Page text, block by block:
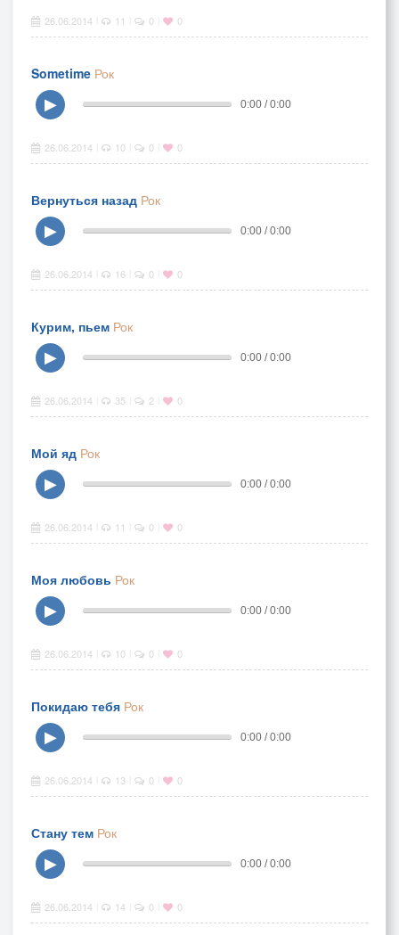
26.06.2014 11 0 0
Sometime Рок
▶
0:00 / 0:00
26.06.2014 10 0 0
Вернуться назад Рок
▶
0:00 / 0:00
26.06.2014 16 0 0
Курим, пьем Рок
▶
0:00 / 0:00
26.06.2014 35 2 0
Мой яд Рок
▶
0:00 / 0:00
26.06.2014 11 0 0
Моя любовь Рок
▶
0:00 / 0:00
26.06.2014 10 0 0
Покидаю тебя Рок
▶
0:00 / 0:00
26.06.2014 13 0 0
Стану тем Рок
▶
0:00 / 0:00
26.06.2014 14 0 0